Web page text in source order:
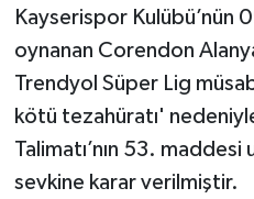
Kayserispor
oynanan Corendon
Trendyol Süper Lig
kötü tezahüratı'
Talimatı’nın 53. maddesi
sevkine karar verilmiştir.